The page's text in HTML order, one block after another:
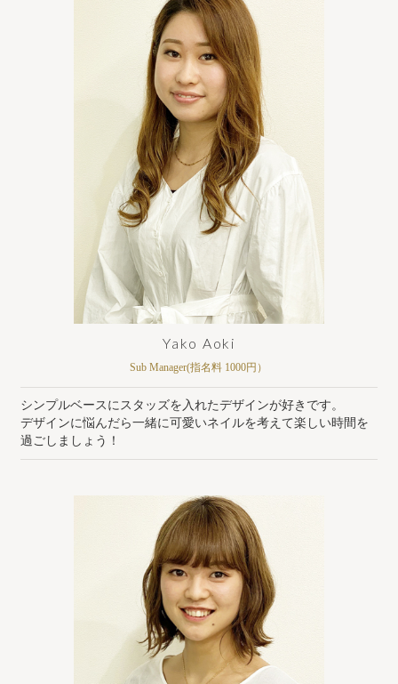
Yako Aoki
Sub Manager(指名料 1000円）
シンプルベースにスタッズを入れたデザインが好きです。
デザインに悩んだら一緒に可愛いネイルを考えて楽しい時間を
過ごしましょう！